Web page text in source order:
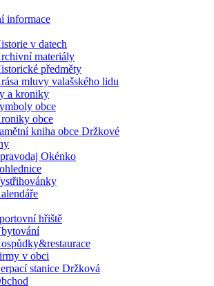
informace
v datech
materiály
předměty
mluvy valašského lidu
a kroniky
obce
obce
kniha obce Držkové
Okénko
hřiště
v obci
stanice Držková